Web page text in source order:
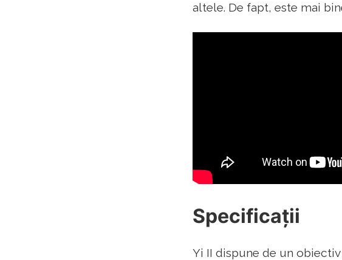
altele. De fapt, este mai
Specificații
Yi II dispune de un obiectiv